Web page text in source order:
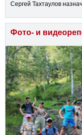
Сергей Тахтаулов
Фото- и